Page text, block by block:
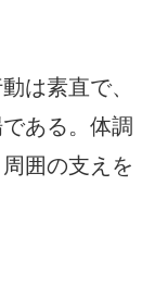
は素直で、
ある。体調
囲の支えを